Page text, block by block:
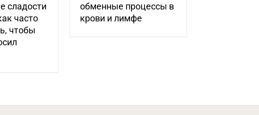
сладости
часто
чтобы
обменные процессы в
крови и лимфе